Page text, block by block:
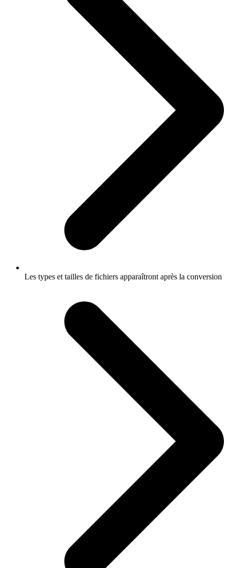
Les types et tailles de fichiers apparaîtront après la conversion